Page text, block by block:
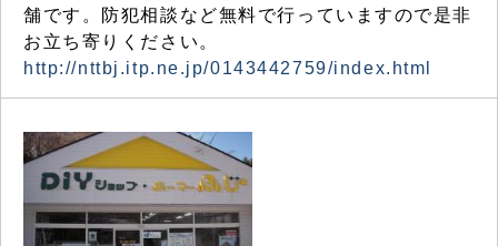
舗です。防犯相談など無料で行っていますので是非
お立ち寄りください。
http://nttbj.itp.ne.jp/0143442759/index.html